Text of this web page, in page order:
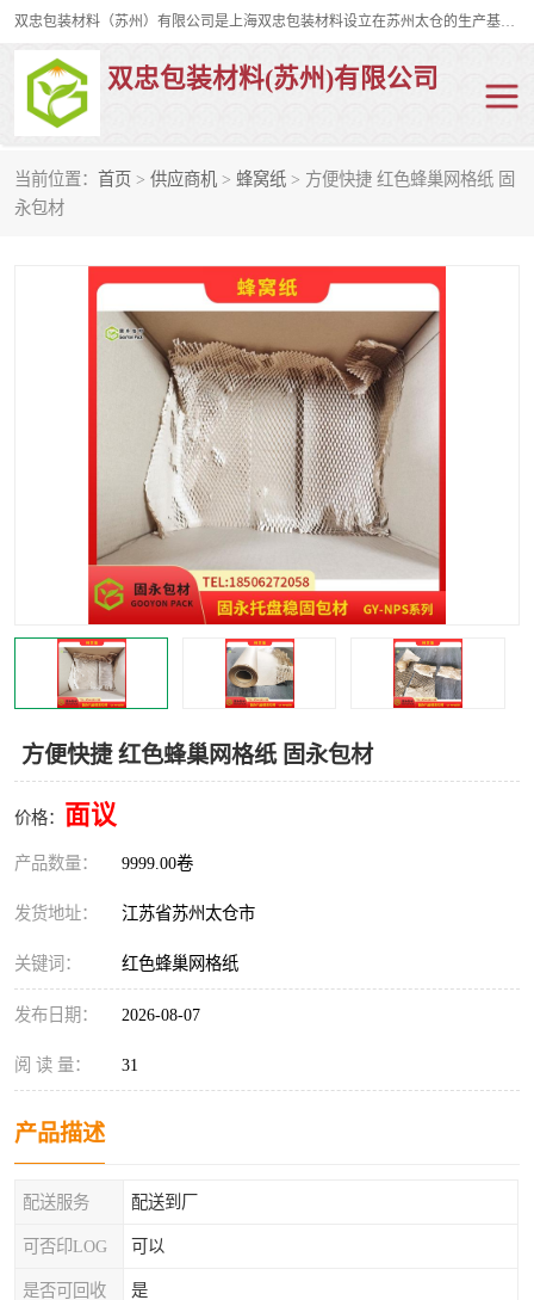
双忠包装材料（苏州）有限公司是上海双忠包装材料设立在苏州太仓的生产基地，占地约2万平米，产品主要有打孔缠绕膜，拉伸蜂窝纸，集装箱充气袋，滑托板，打包带，裹包网兜，防滑纸等箱体和托盘的运输和保护性包材。固永包材®，GooYon Pack®，是我们保护性包装材料的专属品牌。
双忠包装材料(苏州)有限公司
当前位置： 首页 > 供应商机 > 蜂窝纸 > 方便快捷 红色蜂巢网格纸 固
永包材
方便快捷 红色蜂巢网格纸 固永包材
价格： 面议
产品数量： 9999.00卷
发货地址： 江苏省苏州太仓市
关键词： 红色蜂巢网格纸
发布日期： 2026-08-07
阅 读 量： 31
产品描述
配送服务 配送到厂
可否印LOG 可以
是否可回收 是
打孔缠绕膜
裹包网兜 纤维打包带
缠绕膜
托盘裹包网兜